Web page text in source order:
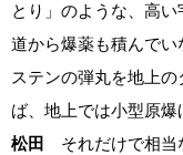
とり」のような、高
道から爆薬も積んで
ステンの弾丸を地上
ば、地上では小型原爆
松田 それだけで相